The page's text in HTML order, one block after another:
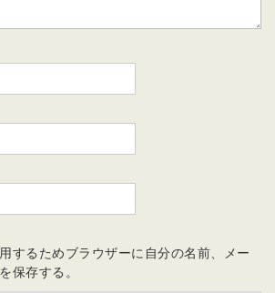
するためブラウザーに自分の名前、メー
保存する。